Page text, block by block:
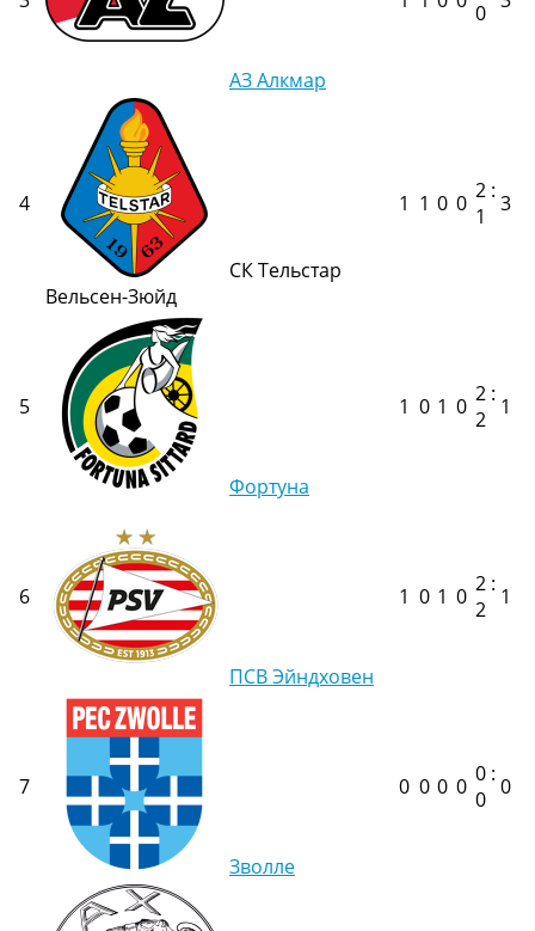
Украина. Премьер-Лига
Украина. Первая Лига
Лига Чемпионов
Англия. Премьер Лига
Испания. Ла Лига
Другие Турниры >>>
Таблицы
Таблицы групп Чемпионата Мира
Украина. Премьер-Лига
Украина. Первая Лига
Лига Чемпионов. Таблицы групп
Англия. Премьер-Лига
Испания. Ла Лига
Все таблицы >>>
Рейтинги
Рейтинг стран УЕФА
Рейтинг клубов УЕФА
Рейтинг ФИФА
ТВ программа
АЗ Алкмар
0
4
СК Тельстар
Вельсен-Зюйд
1 1 0 0 2 :
1
3
5
Фортуна
1 0 1 0 2 :
2 1
6
ПСВ Эйндховен
1 0 1 0 2 :
2 1
7
Зволле
0 0 0 0 0 :
0 0